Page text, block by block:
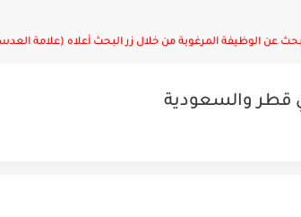
عن الوظيفة المرغوبة من خلال زر البحث أعلاه (علامة العدسة
قطر والسعودية